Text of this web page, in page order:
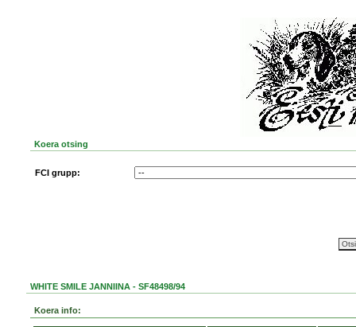
Koera otsing
FCI grupp:
WHITE SMILE JANNIINA - SF48498/94
Koera info: